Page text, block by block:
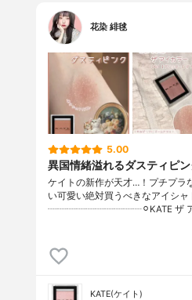
花染 緋毬
5.00
異国情緒溢れるダスティピン
ケイトの新作が天才…！プチプラ
い可愛い絶対買うべきなアイシャ
┈┈┈┈┈┈┈┈┈┈⚪︎KATE ザ ア
KATE(ケイト)